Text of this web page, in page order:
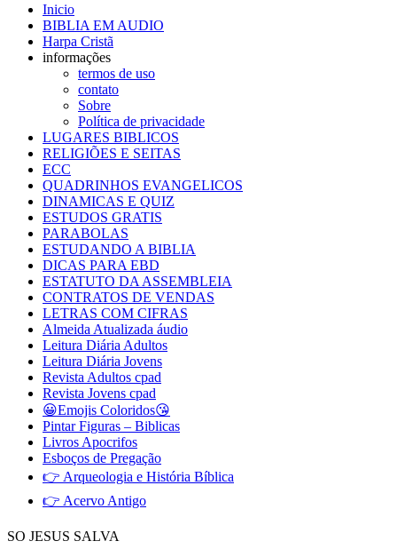
Inicio
BIBLIA EM AUDIO
Harpa Cristã
informações
termos de uso
contato
Sobre
Política de privacidade
LUGARES BIBLICOS
RELIGIÕES E SEITAS
ECC
QUADRINHOS EVANGELICOS
DINAMICAS E QUIZ
ESTUDOS GRATIS
PARABOLAS
ESTUDANDO A BIBLIA
DICAS PARA EBD
ESTATUTO DA ASSEMBLEIA
CONTRATOS DE VENDAS
LETRAS COM CIFRAS
Almeida Atualizada áudio
Leitura Diária Adultos
Leitura Diária Jovens
Revista Adultos cpad
Revista Jovens cpad
😀Emojis Coloridos😘
Pintar Figuras – Biblicas
Livros Apocrifos
Esboços de Pregação
👉 Arqueologia e História Bíblica
👉 Acervo Antigo
SO JESUS SALVA